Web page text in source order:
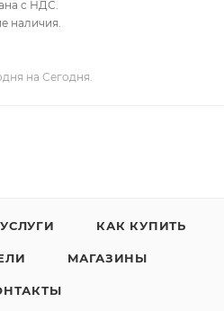
с НДС.
наличия.
на Сегодня.
УСЛУГИ КАК КУПИТЬ
МАГАЗИНЫ